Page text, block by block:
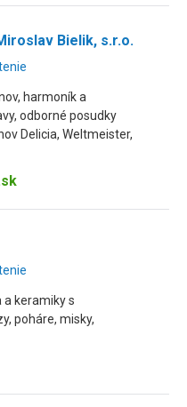
Bielik, s.r.o.
harmoník a
odborné posudky
Delicia, Weltmeister,
keramiky s
poháre, misky,